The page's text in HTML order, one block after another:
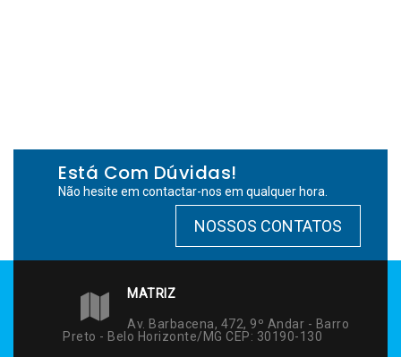
Está Com Dúvidas!
Não hesite em contactar-nos em qualquer hora.
NOSSOS CONTATOS
MATRIZ
Av. Barbacena, 472, 9º Andar - Barro
Preto - Belo Horizonte/MG CEP: 30190-130